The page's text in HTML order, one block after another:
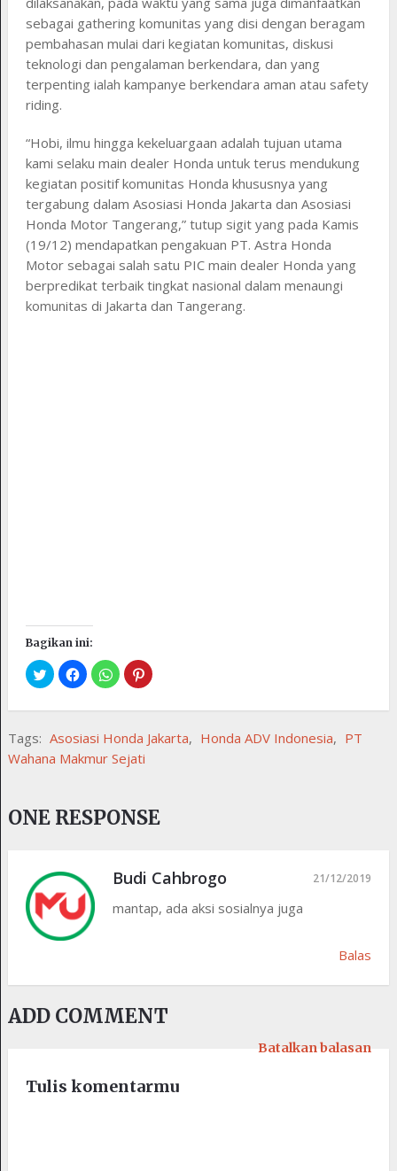
sebagai gathering komunitas yang disi dengan beragam
pembahasan mulai dari kegiatan komunitas, diskusi
teknologi dan pengalaman berkendara, dan yang
terpenting ialah kampanye berkendara aman atau safety
riding.
“Hobi, ilmu hingga kekeluargaan adalah tujuan utama
kami selaku main dealer Honda untuk terus mendukung
kegiatan positif komunitas Honda khususnya yang
tergabung dalam Asosiasi Honda Jakarta dan Asosiasi
Honda Motor Tangerang,” tutup sigit yang pada Kamis
(19/12) mendapatkan pengakuan PT. Astra Honda
Motor sebagai salah satu PIC main dealer Honda yang
berpredikat terbaik tingkat nasional dalam menaungi
komunitas di Jakarta dan Tangerang.
Bagikan ini:
Tags: Asosiasi Honda Jakarta, Honda ADV Indonesia, PT
Wahana Makmur Sejati
ONE RESPONSE
Budi Cahbrogo 21/12/2019
mantap, ada aksi sosialnya juga
Balas
ADD COMMENT
Tulis komentarmu
Batalkan balasan